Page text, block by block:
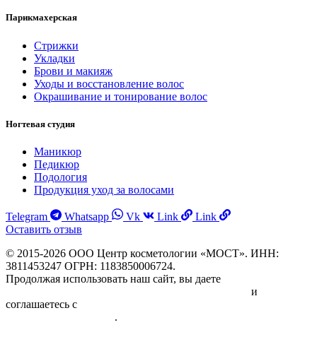
Парикмахерская
Стрижки
Укладки
Брови и макияж
Уходы и восстановление волос
Окрашивание и тонирование волос
Ногтевая студия
Маникюр
Педикюр
Подология
Продукция уход за волосами
Telegram Whatsapp Vk Link
Link
Оставить отзыв
© 2015-2026 ООО Центр косметологии «МОСТ». ИНН:
3811453247 ОГРН: 1183850006724.
Продолжая использовать наш сайт, вы даете
и
соглашаетесь с
.